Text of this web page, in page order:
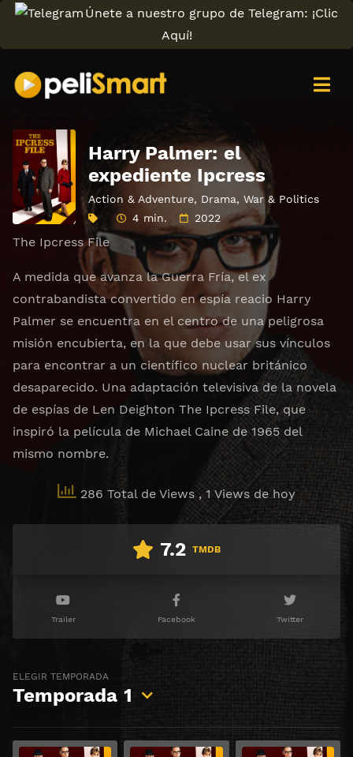
Únete a nuestro grupo de Telegram: ¡Clic
Aquí!
Harry Palmer: el
expediente Ipcress
Action & Adventure, Drama, War & Politics
4 min.
2022
The Ipcress File
A medida que avanza la Guerra Fría, el ex
contrabandista convertido en espía reacio Harry
Palmer se encuentra en el centro de una peligrosa
misión encubierta, en la que debe usar sus vínculos
para encontrar a un científico nuclear británico
desaparecido. Una adaptación televisiva de la novela
de espías de Len Deighton The Ipcress File, que
inspiró la película de Michael Caine de 1965 del
mismo nombre.
286 Total de Views , 1 Views de hoy
7.2 TMDB
Trailer Facebook Twitter
ELEGIR TEMPORADA
Temporada 1